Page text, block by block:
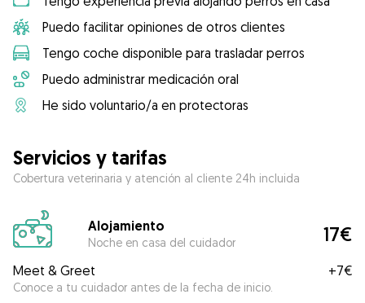
Puedo facilitar opiniones de otros clientes
Tengo coche disponible para trasladar perros
Puedo administrar medicación oral
He sido voluntario/a en protectoras
Servicios y tarifas
Cobertura veterinaria y atención al cliente 24h incluida
Alojamiento
Noche en casa del cuidador 17€
Meet & Greet
Conoce a tu cuidador antes de la fecha de inicio.
+7€